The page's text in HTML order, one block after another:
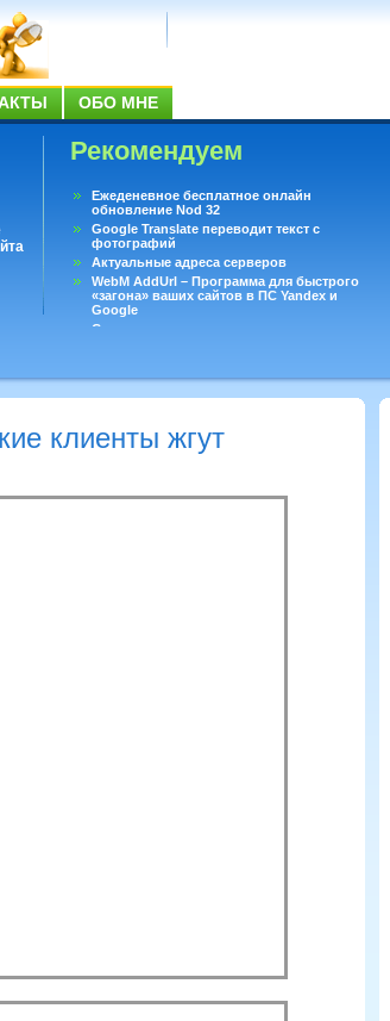
ОБО МНЕ
Рекомендуем
Ежеденевное бесплатное онлайн
обновление Nod 32
Google Translate переводит текст с
фотографий
Актуальные адреса серверов
WebM AddUrl – Программа для быстрого
«загона» ваших сайтов в ПС Yandex и
Google
Существует вопросы, на которые не может
клиенты жгут